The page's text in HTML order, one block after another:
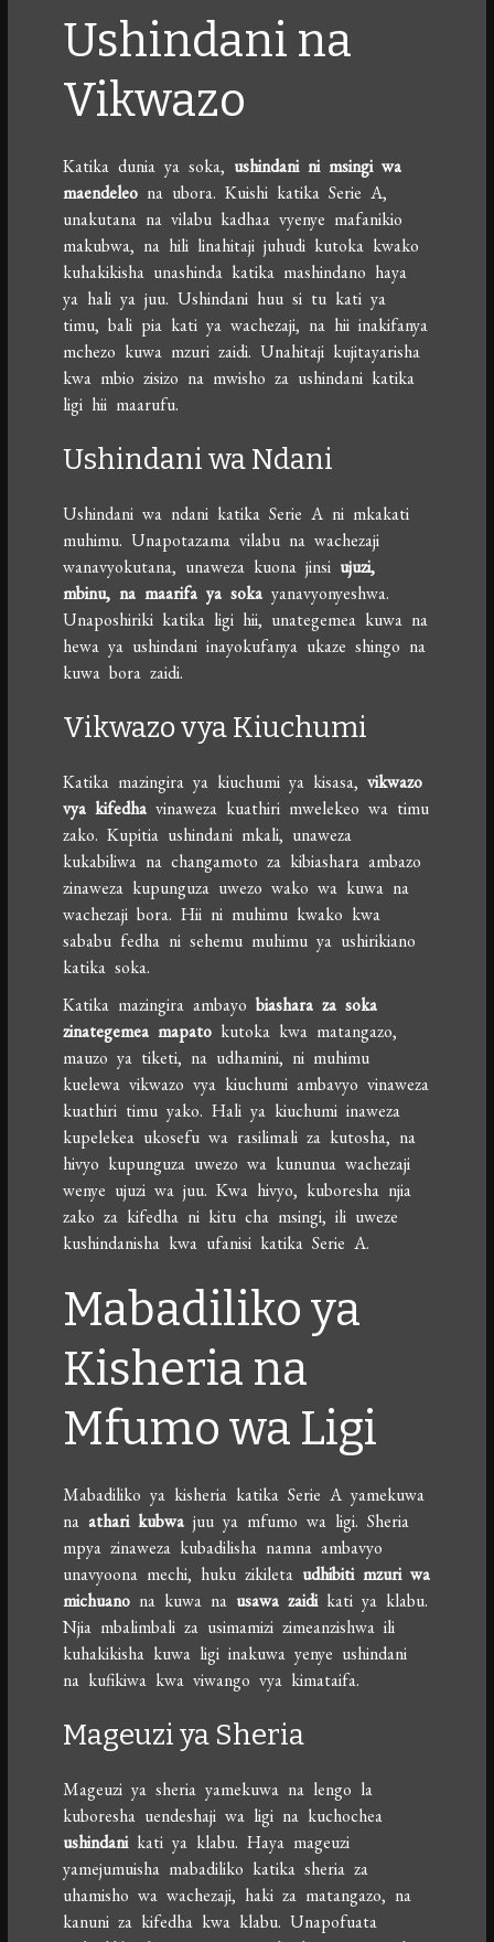
Ushindani na
Vikwazo
Katika dunia ya soka, ushindani ni msingi wa
maendeleo na ubora. Kuishi katika Serie A,
unakutana na vilabu kadhaa vyenye mafanikio
makubwa, na hili linahitaji juhudi kutoka kwako
kuhakikisha unashinda katika mashindano haya
ya hali ya juu. Ushindani huu si tu kati ya
timu, bali pia kati ya wachezaji, na hii inakifanya
mchezo kuwa mzuri zaidi. Unahitaji kujitayarisha
kwa mbio zisizo na mwisho za ushindani katika
ligi hii maarufu.
Ushindani wa Ndani
Ushindani wa ndani katika Serie A ni mkakati
muhimu. Unapotazama vilabu na wachezaji
wanavyokutana, unaweza kuona jinsi ujuzi,
mbinu, na maarifa ya soka yanavyonyeshwa.
Unaposhiriki katika ligi hii, unategemea kuwa na
hewa ya ushindani inayokufanya ukaze shingo na
kuwa bora zaidi.
Vikwazo vya Kiuchumi
Katika mazingira ya kiuchumi ya kisasa,vikwazo
vya kifedha vinaweza kuathiri mwelekeo wa timu
zako. Kupitia ushindani mkali, unaweza
kukabiliwa na changamoto za kibiashara ambazo
zinaweza kupunguza uwezo wako wa kuwa na
wachezaji bora. Hii ni muhimu kwako kwa
sababu fedha ni sehemu muhimu ya ushirikiano
katika soka.
Katika mazingira ambayobiashara za soka
zinategemea mapato kutoka kwa matangazo,
mauzo ya tiketi, na udhamini, ni muhimu
kuelewa vikwazo vya kiuchumi ambavyo vinaweza
kuathiri timu yako. Hali ya kiuchumi inaweza
kupelekea ukosefu wa rasilimali za kutosha, na
hivyo kupunguza uwezo wa kununua wachezaji
wenye ujuzi wa juu. Kwa hivyo, kuboresha njia
zako za kifedha ni kitu cha msingi, ili uweze
kushindanisha kwa ufanisi katika Serie A.
Mabadiliko ya
Kisheria na
Mfumo wa Ligi
Mabadiliko ya kisheria katika Serie A yamekuwa
naathari kubwa juu ya mfumo wa ligi. Sheria
mpya zinaweza kubadilisha namna ambavyo
unavyoona mechi, huku zikileta udhibiti mzuri wa
michuano na kuwa na usawa zaidikati ya klabu.
Njia mbalimbali za usimamizi zimeanzishwa ili
kuhakikisha kuwa ligi inakuwa yenye ushindani
na kufikiwa kwa viwango vya kimataifa.
Mageuzi ya Sheria
Mageuzi ya sheria yamekuwa na lengo la
kuboresha uendeshaji wa ligi na kuchochea
ushindanikati ya klabu. Haya mageuzi
yamejumuisha mabadiliko katika sheria za
uhamisho wa wachezaji, haki za matangazo, na
kanuni za kifedha kwa klabu. Unapofuata